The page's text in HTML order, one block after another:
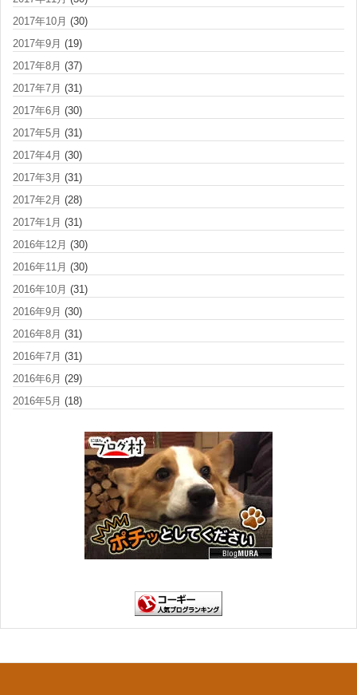
2017年10月 (30)
2017年9月 (19)
2017年8月 (37)
2017年7月 (31)
2017年6月 (30)
2017年5月 (31)
2017年4月 (30)
2017年3月 (31)
2017年2月 (28)
2017年1月 (31)
2016年12月 (30)
2016年11月 (30)
2016年10月 (31)
2016年9月 (30)
2016年8月 (31)
2016年7月 (31)
2016年6月 (29)
2016年5月 (18)